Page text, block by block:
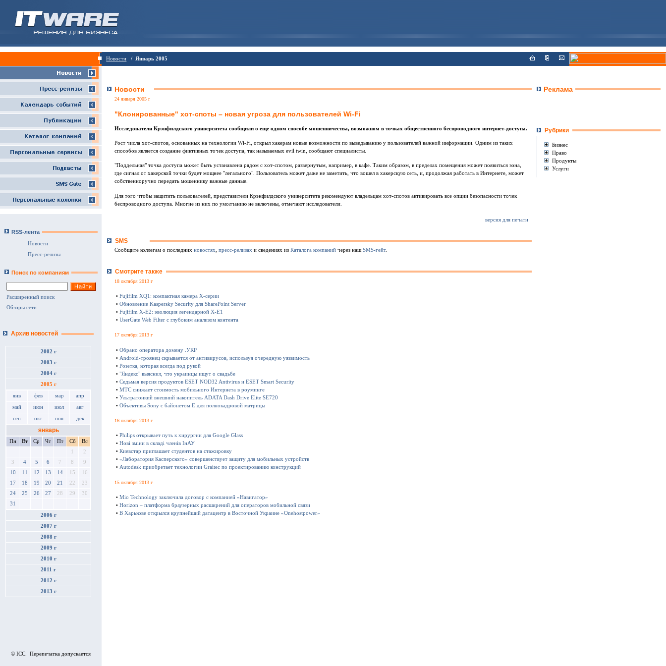
Новости / Январь 2005
RSS-лента
Новости
Пресс-релизы
Поиск по компаниям
Расширенный поиск
Обзоры сети
Архив новостей
2002 г
2003 г
2004 г
2005 г
янв фев мар апр
май июн июл авг
сен окт ноя дек
январь
Пн Вт Ср Чт Пт Сб
Вс
1
2
3
4 5 6 7 8
9
10
11 12 13 14 15
16
17
18 19 20 21 22
23
24
25 26 27 28 29
30
31
2006 г
2007 г
2008 г
2009 г
2010 г
2011 г
2012 г
2013 г
© ICC. Перепечатка допускается
Новости
24 января 2005 г
"Клонированные" хот-споты – новая угроза для пользователей Wi-Fi
Исследователи Крэнфилдского университета сообщили о еще одном способе мошенничества, возможном в точках общественного беспроводного интернет-доступа.
Рост числа хот-спотов, основанных на технологии Wi-Fi, открыл хакерам новые возможности по выведыванию у пользователей важной информации. Одним из таких
способов является создание фиктивных точек доступа, так называемых evil twin, сообщают специалисты.
"Поддельная" точка доступа может быть устанавлена рядом с хот-спотом, развернутым, например, в кафе. Таким образом, в пределах помещения может появиться зона,
где сигнал от хакерской точки будет мощнее "легального". Пользователь может даже не заметить, что вошел в хакерскую сеть, и, продолжая работать в Интернете, может
собственноручно передать мошеннику важные данные.
Для того чтобы защитить пользователей, представители Крэнфилдского университета рекомендуют владельцам хот-спотов активировать все опции безопасности точек
беспроводного доступа. Многие из них по умолчанию не включены, отмечают исследователи.
версия для печати
SMS
Сообщите коллегам о последних новостях, пресс-релизах и сведениях из Каталога компаний через нашSMS-гейт.
Смотрите также
18 октября 2013 г
• Fujifilm XQ1: компактная камера Х-серии
• Обновление Kaspersky Security для SharePoint Server
• Fujifilm X-E2: эволюция легендарной X-E1
• UserGate Web Filter с глубоким анализом контента
17 октября 2013 г
• Обрано оператора домену .УКР
• Android-троянец скрывается от антивирусов, используя очередную уязвимость
• Розетка, которая всегда под рукой
• "Яндекс" выяснил, что украинцы ищут о свадьбе
• Седьмая версия продуктов ESET NOD32 Antivirus и ESET Smart Security
• МТС снижает стоимость мобильного Интернета в роуминге
• Ультратонкий внешний накопитель ADATA Dash Drive Elite SE720
• Объективы Sony с байонетом E для полнокадровой матрицы
16 октября 2013 г
• Philips открывает путь к хирургии для Google Glass
• Нові зміни в складі членів ІнАУ
• Киевстар приглашает студентов на стажировку
• «Лаборатория Касперского» совершенствует защиту для мобильных устройств
• Autodesk приобретает технологии Graitec по проектированию конструкций
15 октября 2013 г
• Mio Technology заключила договор с компанией «Навигатор»
• Horizon – платформа браузерных расширений для операторов мобильной связи
• В Харькове открылся крупнейший датацентр в Восточной Украине «Onehostpower»
Реклама
Рубрики
Бизнес
Право
Продукты
Услуги